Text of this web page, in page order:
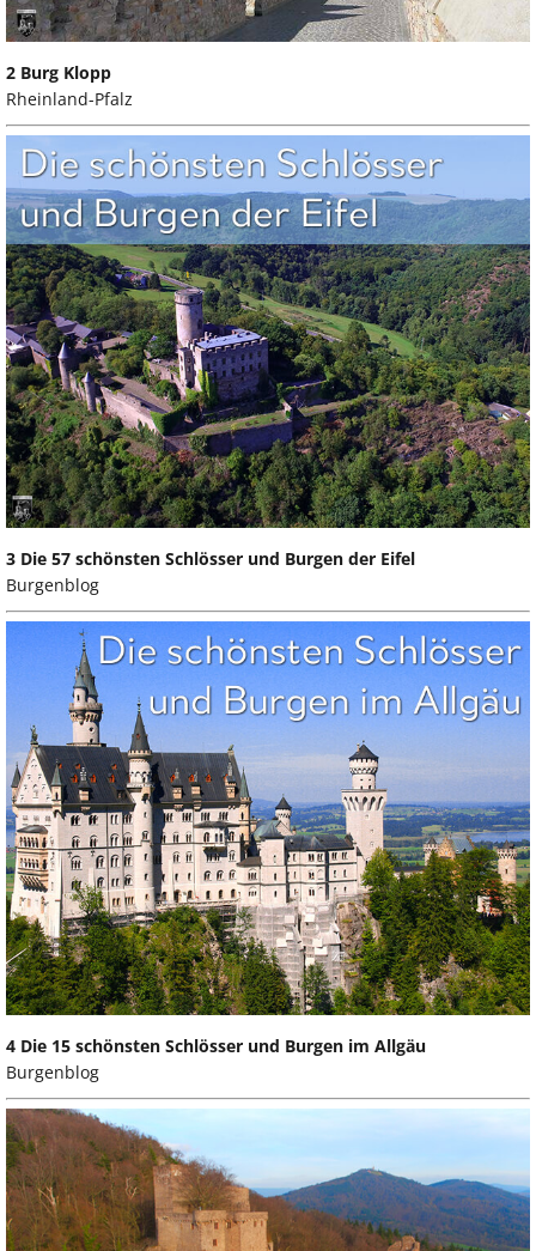
2 Burg Klopp
Rheinland-Pfalz
3 Die 57 schönsten Schlösser und Burgen der Eifel
Burgenblog
4 Die 15 schönsten Schlösser und Burgen im Allgäu
Burgenblog